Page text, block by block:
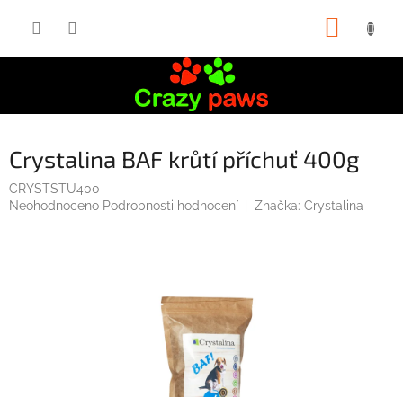
Crystalina BAF krůtí příchuť 400g
CRYSTSTU400
Průměrné
Neohodnoceno Podrobnosti hodnocení Značka: Crystalina